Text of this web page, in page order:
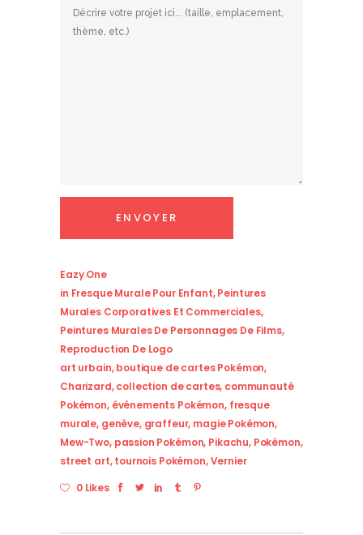
Eazy One
in Fresque Murale Pour Enfant,Peintures
Murales Corporatives Et Commerciales,
Peintures Murales De Personnages De Films,
Reproduction De Logo
art urbain,boutique de cartes Pokémon,
Charizard,collection de cartes, communauté
Pokémon, événements Pokémon, fresque
murale, genève, graffeur, magie Pokémon,
Mew-Two, passion Pokémon, Pikachu, Pokémon,
street art,tournois Pokémon,Vernier
0 Likes